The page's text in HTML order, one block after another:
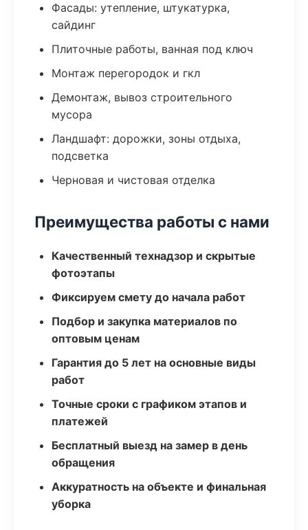
Фасады: утепление, штукатурка,
сайдинг
Плиточные работы, ванная под ключ
Монтаж перегородок и гкл
Демонтаж, вывоз строительного
мусора
Ландшафт: дорожки, зоны отдыха,
подсветка
Черновая и чистовая отделка
Преимущества работы с нами
Качественный технадзор и скрытые
фотоэтапы
Фиксируем смету до начала работ
Подбор и закупка материалов по
оптовым ценам
Гарантия до 5 лет на основные виды
работ
Точные сроки с графиком этапов и
платежей
Бесплатный выезд на замер в день
обращения
Аккуратность на объекте и финальная
уборка